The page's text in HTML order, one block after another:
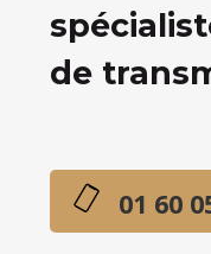
de
01 60